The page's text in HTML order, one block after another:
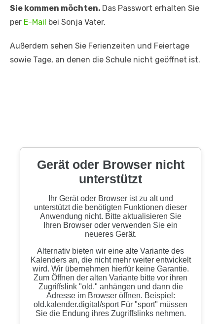
Sie kommen möchten. Das Passwort erhalten Sie
per E-Mail bei Sonja Vater.
Außerdem sehen Sie Ferienzeiten und Feiertage
sowie Tage, an denen die Schule nicht geöffnet ist.